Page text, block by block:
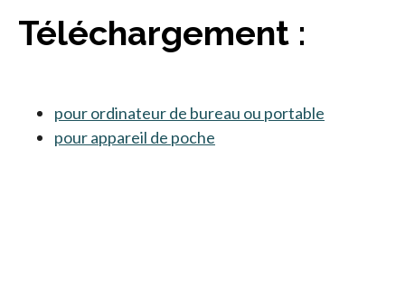
Téléchargement :
pour ordinateur de bureau ou portable
pour appareil de poche